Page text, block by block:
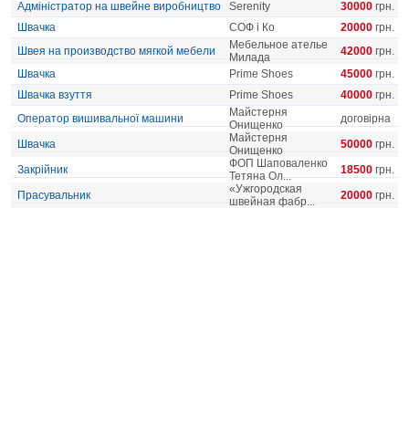
Адміністратор на швейне виробництво
Serenity 30000 грн.
Швачка
СОФ і Ко 20000 грн.
Швея на производство мягкой мебели
Мебельное ателье
Милада
42000 грн.
Швачка
Prime Shoes 45000 грн.
Швачка взуття
Prime Shoes 40000 грн.
Оператор вишивальної машини
Майстерня
Онищенко
договірна
Швачка
Майстерня
Онищенко
50000 грн.
Закрійник
ФОП Шаповаленко
Тетяна Ол...
18500 грн.
Прасувальник
«Ужгородская
швейная фабр...
20000 грн.